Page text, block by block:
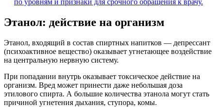
Этанол: действие на организм
Этанол, входящий в состав спиртных напитков — депрессант
(психоактивное вещество) оказывает угнетающее воздействие
на центральную нервную систему.
При попадании внутрь оказывает токсическое действие на
организм. Вред может принести даже небольшая доза
этилового спирта. А большие количества этанола могут стать
причиной угнетения дыхания, ступора, комы.